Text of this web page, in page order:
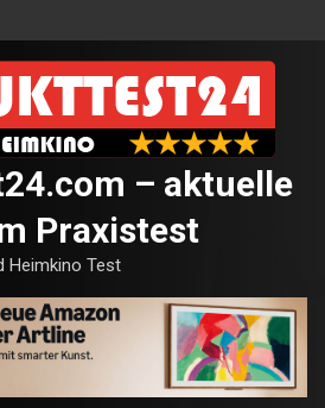
– aktuelle
Praxistest
Heimkino Test